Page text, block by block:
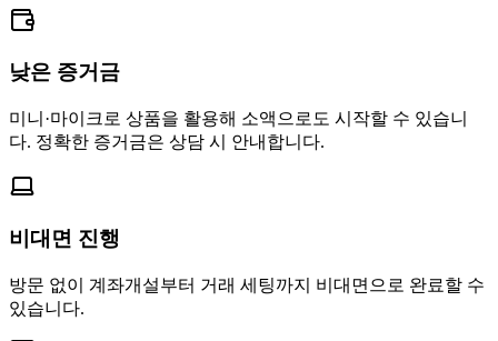
낮은 증거금
미니·마이크로 상품을 활용해 소액으로도 시작할 수 있습니
다. 정확한 증거금은 상담 시 안내합니다.
비대면 진행
방문 없이 계좌개설부터 거래 세팅까지 비대면으로 완료할 수
있습니다.